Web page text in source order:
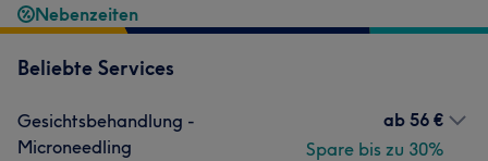
Nebenzeiten
Beliebte Services
Gesichtsbehandlung -
Microneedling
ab 56 €
Spare bis zu 30%